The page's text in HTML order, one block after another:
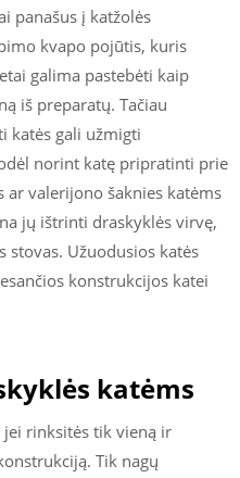
panašus į katžolės
kvapo pojūtis, kuris
galima pastebėti kaip
iš preparatų. Tačiau
katės gali užmigti
norint katę pripratinti prie
ar valerijono šaknies katėms
jų ištrinti draskyklės virvę,
stovas. Užuodusios katės
konstrukcijos katei
katėms
jei rinksitės tik vieną ir
Tik nagų